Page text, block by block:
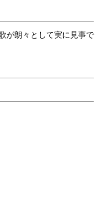
が朗々として実に見事で